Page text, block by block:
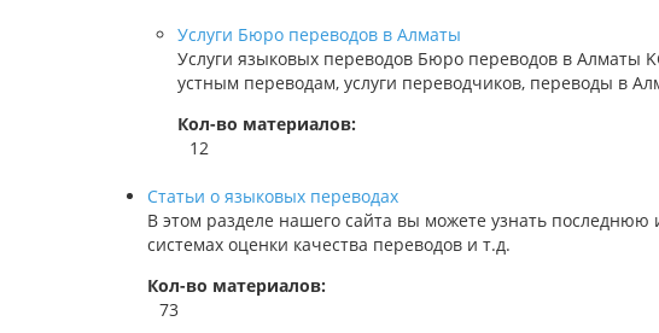
Услуги Бюро переводов в Алматы
Услуги языковых переводов Бюро переводов в Алматы
устным переводам, услуги переводчиков, переводы в
Кол-во материалов:
12
Статьи о языковых переводах
В этом разделе нашего сайта вы можете узнать
системах оценки качества переводов и т.д.
Кол-во материалов:
73